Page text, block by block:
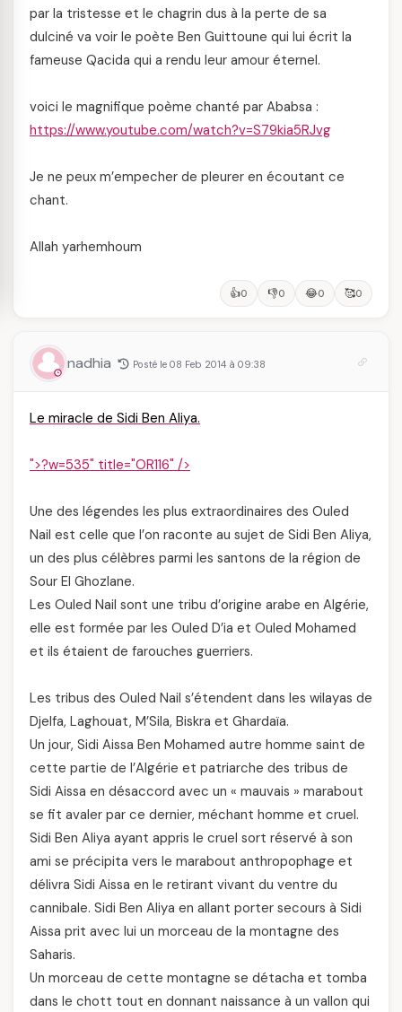
par la tristesse et le chagrin dus à la perte de sa
dulciné va voir le poète Ben Guittoune qui lui écrit la
fameuse Qacida qui a rendu leur amour éternel.
voici le magnifique poème chanté par Ababsa :
https://www.youtube.com/watch?v=S79kia5RJvg
Je ne peux m’empecher de pleurer en écoutant ce
chant.
Allah yarhemhoum
👍0 👎0 😂0 🥰0
nadhia Posté le 08 Feb 2014 à 09:38
Le miracle de Sidi Ben Aliya.
">?w=535" title="OR116" />
Une des légendes les plus extraordinaires des Ouled
Nail est celle que l’on raconte au sujet de Sidi Ben Aliya,
un des plus célèbres parmi les santons de la région de
Sour El Ghozlane.
Les Ouled Nail sont une tribu d’origine arabe en Algérie,
elle est formée par les Ouled D’ia et Ouled Mohamed
et ils étaient de farouches guerriers.
Les tribus des Ouled Nail s’étendent dans les wilayas de
Djelfa, Laghouat, M’Sila, Biskra et Ghardaïa.
Un jour, Sidi Aissa Ben Mohamed autre homme saint de
cette partie de l’Algérie et patriarche des tribus de
Sidi Aissa en désaccord avec un « mauvais » marabout
se fit avaler par ce dernier, méchant homme et cruel.
Sidi Ben Aliya ayant appris le cruel sort réservé à son
ami se précipita vers le marabout anthropophage et
délivra Sidi Aissa en le retirant vivant du ventre du
cannibale. Sidi Ben Aliya en allant porter secours à Sidi
Aissa prit avec lui un morceau de la montagne des
Saharis.
Un morceau de cette montagne se détacha et tomba
dans le chott tout en donnant naissance à un vallon qui